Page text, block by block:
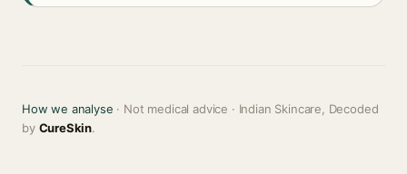
How we analyse · Not medical advice · Indian Skincare, Decoded
by CureSkin.